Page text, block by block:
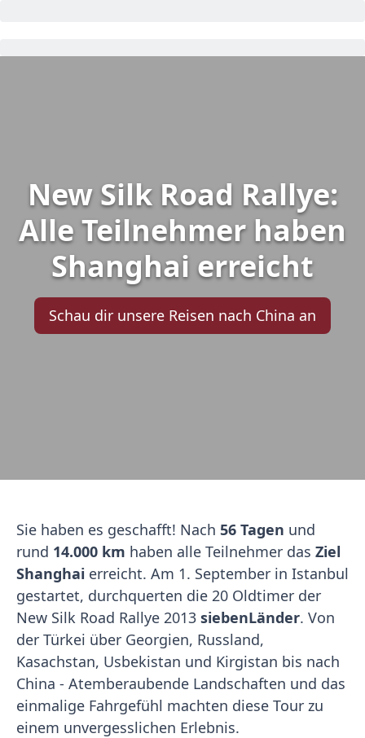
New Silk Road Rallye:
Alle Teilnehmer haben
Shanghai erreicht
Schau dir unsere Reisen nach China an
Sie haben es geschafft! Nach 56 Tagen und
rund 14.000 km haben alle Teilnehmer das Ziel
Shanghai erreicht. Am 1. September in Istanbul
gestartet, durchquerten die 20 Oldtimer der
New Silk Road Rallye 2013 siebenLänder. Von
der Türkei über Georgien, Russland,
Kasachstan, Usbekistan und Kirgistan bis nach
China - Atemberaubende Landschaften und das
einmalige Fahrgefühl machten diese Tour zu
einem unvergesslichen Erlebnis.